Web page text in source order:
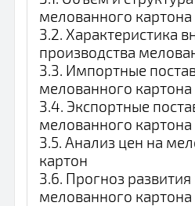
мелованного картона
3.2. Характеристика
производства
3.3. Импортные
мелованного картона
3.4. Экспортные
мелованного картона
3.5. Анализ цен на
картон
3.6. Прогноз
мелованного картона